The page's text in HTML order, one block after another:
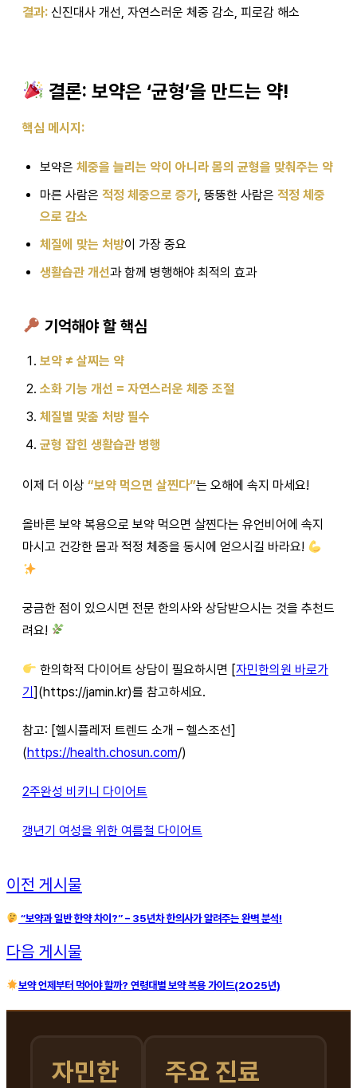
결과: 신진대사 개선, 자연스러운 체중 감소, 피로감 해소
결론: 보약은 ‘균형’을 만드는 약!
핵심 메시지:
보약은체중을 늘리는 약이 아니라 몸의 균형을 맞춰주는 약
마른 사람은적정 체중으로 증가, 뚱뚱한 사람은적정 체중
으로 감소
체질에 맞는 처방이 가장 중요
생활습관 개선과 함께 병행해야 최적의 효과
기억해야 할 핵심
보약 ≠ 살찌는 약
소화 기능 개선 = 자연스러운 체중 조절
체질별 맞춤 처방 필수
균형 잡힌 생활습관 병행
이제 더 이상 “보약 먹으면 살찐다”는 오해에 속지 마세요!
올바른 보약 복용으로 보약 먹으면 살찐다는 유언비어에 속지
마시고 건강한 몸과 적정 체중을 동시에 얻으시길 바라요!
궁금한 점이 있으시면 전문 한의사와 상담받으시는 것을 추천드
려요!
한의학적 다이어트 상담이 필요하시면 [자민한의원 바로가
기](https://jamin.kr)를 참고하세요.
참고: [헬시플레저 트렌드 소개 – 헬스조선]
(https://health.chosun.com/)
2주완성 비키니 다이어트
갱년기 여성을 위한 여름철 다이어트
이전 게시물
“보약과 일반 한약 차이?” – 35년차 한의사가 알려주는 완벽 분석!
다음 게시물
보약 언제부터 먹어야 할까? 연령대별 보약 복용 가이드(2025년)
자민한
주요 진료